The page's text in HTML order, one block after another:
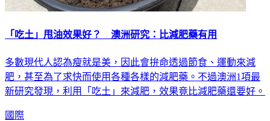
「吃土」甩油效果好？ 澳洲研究：比減肥藥有用
多數現代人認為瘦就是美，因此會拚命透過節食、運動來減
肥，甚至為了求快而使用各種各樣的減肥藥。不過澳洲1項最
新研究發現，利用「吃土」來減肥，效果竟比減肥藥還要好。
國際